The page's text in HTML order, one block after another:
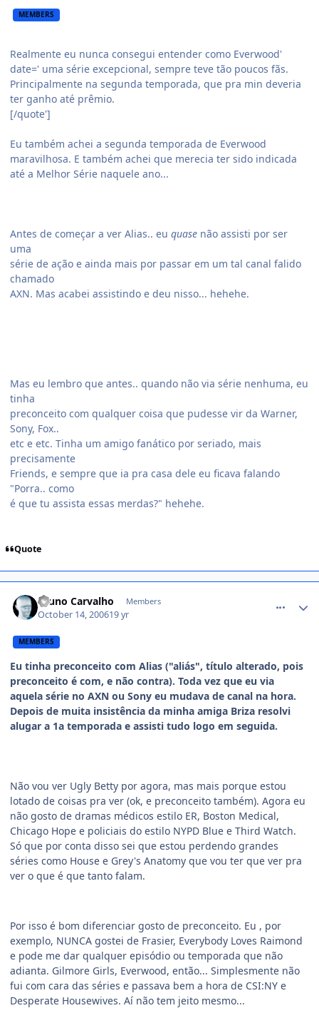
MEMBERS
Realmente eu nunca consegui entender como Everwood'
date=' uma série excepcional, sempre teve tão poucos fãs.
Principalmente na segunda temporada, que pra min deveria
ter ganho até prêmio.
[/quote']
Eu também achei a segunda temporada de Everwood
maravilhosa. E também achei que merecia ter sido indicada
até a Melhor Série naquele ano...
Antes de começar a ver Alias.. eu quase não assisti por ser
uma
série de ação e ainda mais por passar em um tal canal falido
chamado
AXN. Mas acabei assistindo e deu nisso... hehehe.
Mas eu lembro que antes.. quando não via série nenhuma, eu
tinha
preconceito com qualquer coisa que pudesse vir da Warner,
Sony, Fox..
etc e etc. Tinha um amigo fanático por seriado, mais
precisamente
Friends, e sempre que ia pra casa dele eu ficava falando
"Porra.. como
é que tu assista essas merdas?" hehehe.
Quote
Bruno Carvalho Members
October 14, 200619 yr
MEMBERS
Eu tinha preconceito com Alias ("aliás", título alterado, pois
preconceito é com, e não contra). Toda vez que eu via
aquela série no AXN ou Sony eu mudava de canal na hora.
Depois de muita insistência da minha amiga Briza resolvi
alugar a 1a temporada e assisti tudo logo em seguida.
Não vou ver Ugly Betty por agora, mas mais porque estou
lotado de coisas pra ver (ok, e preconceito também). Agora eu
não gosto de dramas médicos estilo ER, Boston Medical,
Chicago Hope e policiais do estilo NYPD Blue e Third Watch.
Só que por conta disso sei que estou perdendo grandes
séries como House e Grey's Anatomy que vou ter que ver pra
ver o que é que tanto falam.
Por isso é bom diferenciar gosto de preconceito. Eu , por
exemplo, NUNCA gostei de Frasier, Everybody Loves Raimond
e pode me dar qualquer episódio ou temporada que não
adianta. Gilmore Girls, Everwood, então... Simplesmente não
fui com cara das séries e passava bem a hora de CSI:NY e
Desperate Housewives. Aí não tem jeito mesmo...